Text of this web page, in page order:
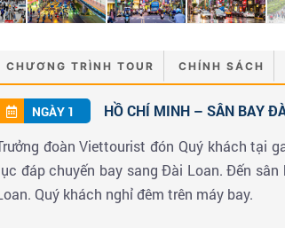
CHƯƠNG TRÌNH TOUR CHÍNH SÁCH
NGÀY 1
HỒ CHÍ MINH – SÂN BAY
đoàn Viettourist đón Quý khách tại
đáp chuyến bay sang Đài Loan. Đến
Quý khách nghỉ đêm trên máy bay.